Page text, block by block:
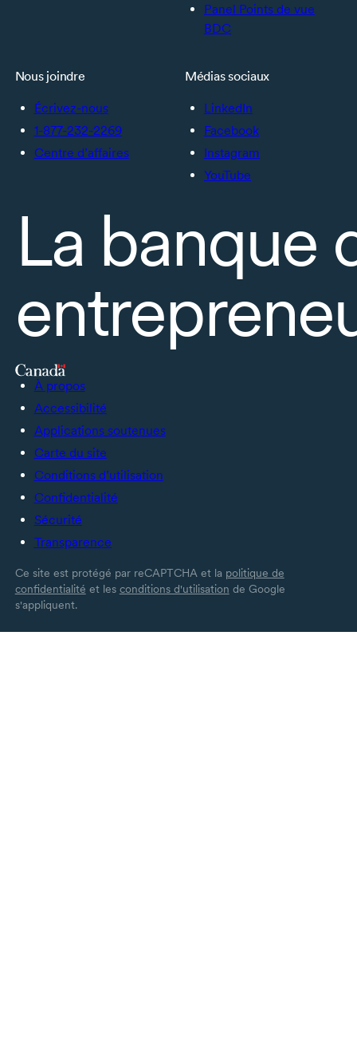
Panel Points de vue
BDC
Nous joindre
Écrivez-nous
1-877-232-2269
Centre d’affaires
Médias sociaux
LinkedIn
Facebook
Instagram
YouTube
La banque
À propos
Accessibilité
Applications soutenues
Carte du site
Conditions d’utilisation
Confidentialité
Sécurité
Transparence
Ce site est protégé par reCAPTCHA et la politique de
confidentialité et les conditions d'utilisation de Google
s'appliquent.